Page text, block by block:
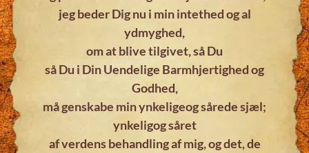
jeg beder Dig nu i min intethed og al
ydmyghed,
om at blive tilgivet, så Du
så Du i Din Uendelige Barmhjertighed og
Godhed,
må genskabe min ynkeligeog sårede sjæl;
ynkeligog såret
af verdens behandlingaf mig, og det, de